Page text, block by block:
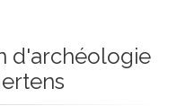
d'archéologie